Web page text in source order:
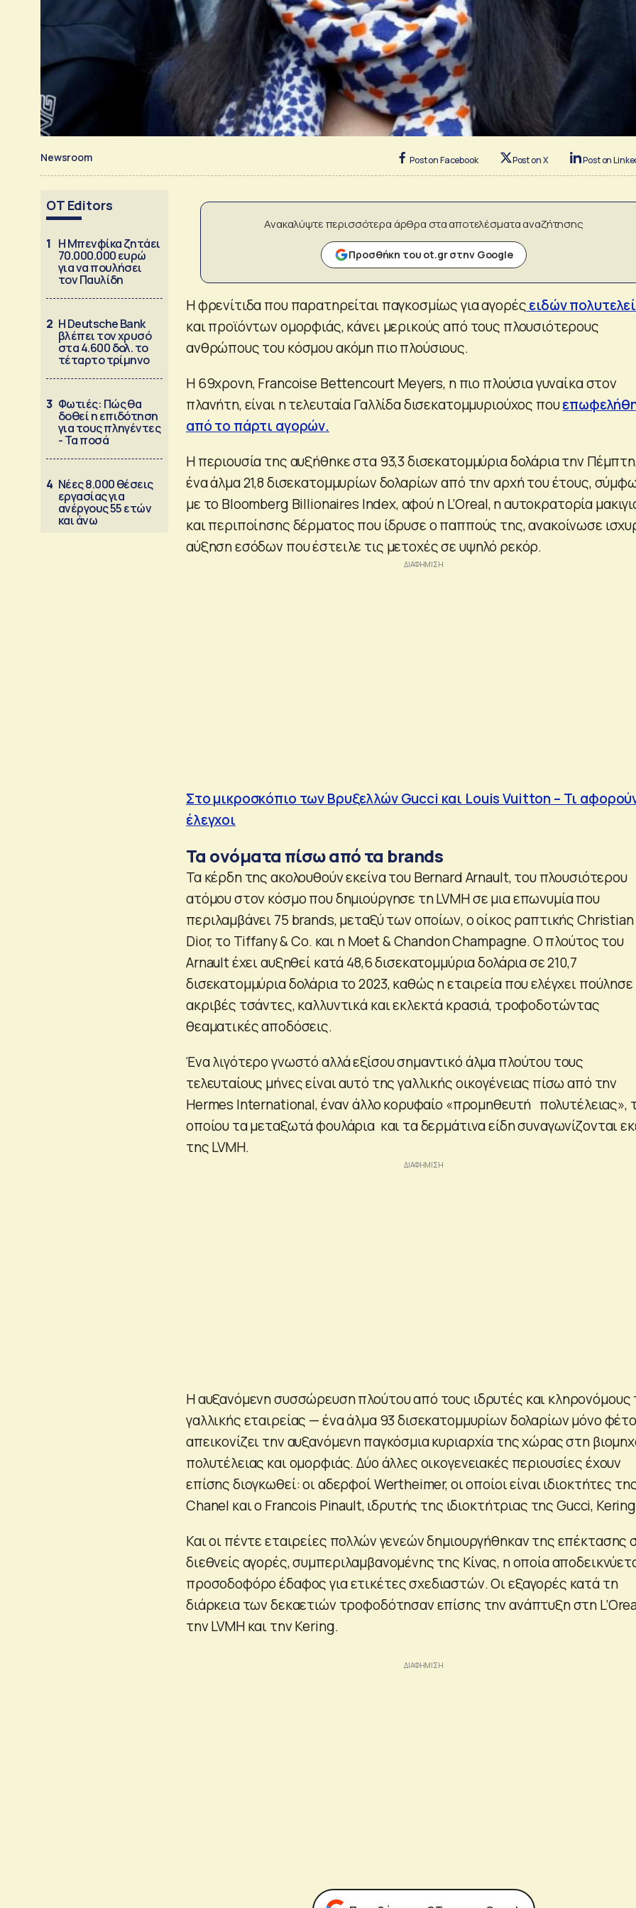
Newsroom Post on Facebook Post on X Post on
OT Editors
1 Η Μπενφίκα ζητάει
70.000.000 ευρώ
για να πουλήσει
τον Παυλίδη
2 Η Deutsche Bank
βλέπει τον χρυσό
στα 4.600 δολ. το
τέταρτο τρίμηνο
3 Φωτιές: Πώς θα
δοθεί η επιδότηση
για τους πληγέντες
- Τα ποσά
4 Νέες 8.000 θέσεις
εργασίας για
ανέργους 55 ετών
και άνω
Ανακαλύψτε περισσότερα άρθρα στα αποτελέσματα αναζήτησης
Προσθήκη του ot.gr στην Google
Η φρενίτιδα που παρατηρείται παγκοσμίως για αγορέςειδών
και προϊόντων ομορφιάς, κάνει μερικούς από τους πλουσιότερους
ανθρώπους του κόσμου ακόμη πιο πλούσιους.
Η 69χρονη, Francoise Bettencourt Meyers, η πιο πλούσια γυναίκα στον
πλανήτη, είναι η τελευταία Γαλλίδα δισεκατομμυριούχος που
από το πάρτι αγορών.
Η περιουσία της αυξήθηκε στα 93,3 δισεκατομμύρια δολάρια την
ένα άλμα 21,8 δισεκατομμυρίων δολαρίων από την αρχή του έτους,
με το Bloomberg Billionaires Index, αφού η L’Oreal, η αυτοκρατορία
και περιποίησης δέρματος που ίδρυσε ο παππούς της, ανακοίνωσε
αύξηση εσόδων που έστειλε τις μετοχές σε υψηλό ρεκόρ.
Στο μικροσκόπιο των Βρυξελλών Gucci και Louis Vuitton – Τι
έλεγχοι
Τα ονόματα πίσω από τα brands
Τα κέρδη της ακολουθούν εκείνα του Bernard Arnault, του πλουσιότερου
ατόμου στον κόσμο που δημιούργησε τη LVMH σε μια επωνυμία που
περιλαμβάνει 75 brands, μεταξύ των οποίων, ο οίκος ραπτικής Christian
Dior, το Tiffany & Co. και η Moet & Chandon Champagne. Ο πλούτος του
Arnault έχει αυξηθεί κατά 48,6 δισεκατομμύρια δολάρια σε 210,7
δισεκατομμύρια δολάρια το 2023, καθώς η εταιρεία που ελέγχει πούλησε
ακριβές τσάντες, καλλυντικά και εκλεκτά κρασιά, τροφοδοτώντας
θεαματικές αποδόσεις.
Ένα λιγότερο γνωστό αλλά εξίσου σημαντικό άλμα πλούτου τους
τελευταίους μήνες είναι αυτό της γαλλικής οικογένειας πίσω από την
Hermes International, έναν άλλο κορυφαίο «προμηθευτή πολυτέλειας»,
οποίου τα μεταξωτά φουλάρια και τα δερμάτινα είδη συναγωνίζονται
της LVMH.
Η αυξανόμενη συσσώρευση πλούτου από τους ιδρυτές και κληρονόμους
γαλλικής εταιρείας — ένα άλμα 93 δισεκατομμυρίων δολαρίων μόνο
απεικονίζει την αυξανόμενη παγκόσμια κυριαρχία της χώρας στη
πολυτέλειας και ομορφιάς. Δύο άλλες οικογενειακές περιουσίες έχουν
επίσης διογκωθεί: οι αδερφοί Wertheimer, οι οποίοι είναι ιδιοκτήτες
Chanel και ο Francois Pinault, ιδρυτής της ιδιοκτήτριας της Gucci,
Και οι πέντε εταιρείες πολλών γενεών δημιουργήθηκαν της επέκτασης
διεθνείς αγορές, συμπεριλαμβανομένης της Κίνας, η οποία
προσοδοφόρο έδαφος για ετικέτες σχεδιαστών. Οι εξαγορές κατά τη
διάρκεια των δεκαετιών τροφοδότησαν επίσης την ανάπτυξη στη
την LVMH και την Kering.